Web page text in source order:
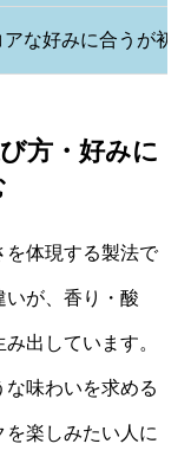
アな好みに合うが初
方・好みに
を体現する製法で
いが、香り・酸
出しています。
味わいを求める
楽しみたい人に